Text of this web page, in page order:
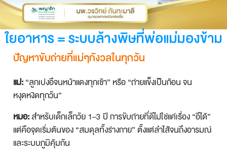
ใยอาหาร = ระบบล้างพิษที่พ่อแม่มองข้าม
ปัญหาขับถ่ายที่แม่ๆกังวลในทุกวัน
แม่:“ลูกเบ่งอึจนหน้าแดงทุกเช้า” หรือ “ถ่ายแข็งเป็นก้อน จน
หงุดหงิดทุกวัน”
หมอ:สำหรับเด็กเล็กวัย 1–3 ปี การขับถ่ายที่ดีไม่ใช่แค่เรื่อง “อึได้”
แต่คือจุดเริ่มต้นของ “สมดุลทั้งร่างกาย” ตั้งแต่ลำไส้จนถึงอารมณ์
และระบบภูมิคุ้มกัน